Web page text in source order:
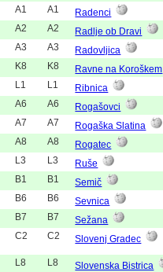
A1 A1 Radenci
A2 A2 Radlje ob Dravi
A3 A3 Radovljica
K8 K8 Ravne na Koroškem
L1 L1 Ribnica
A6 A6 Rogašovci
A7 A7 Rogaška Slatina
A8 A8 Rogatec
L3 L3 Ruše
B1 B1 Semič
B6 B6 Sevnica
B7 B7 Sežana
C2 C2 Slovenj Gradec
L8 L8 Slovenska Bistrica